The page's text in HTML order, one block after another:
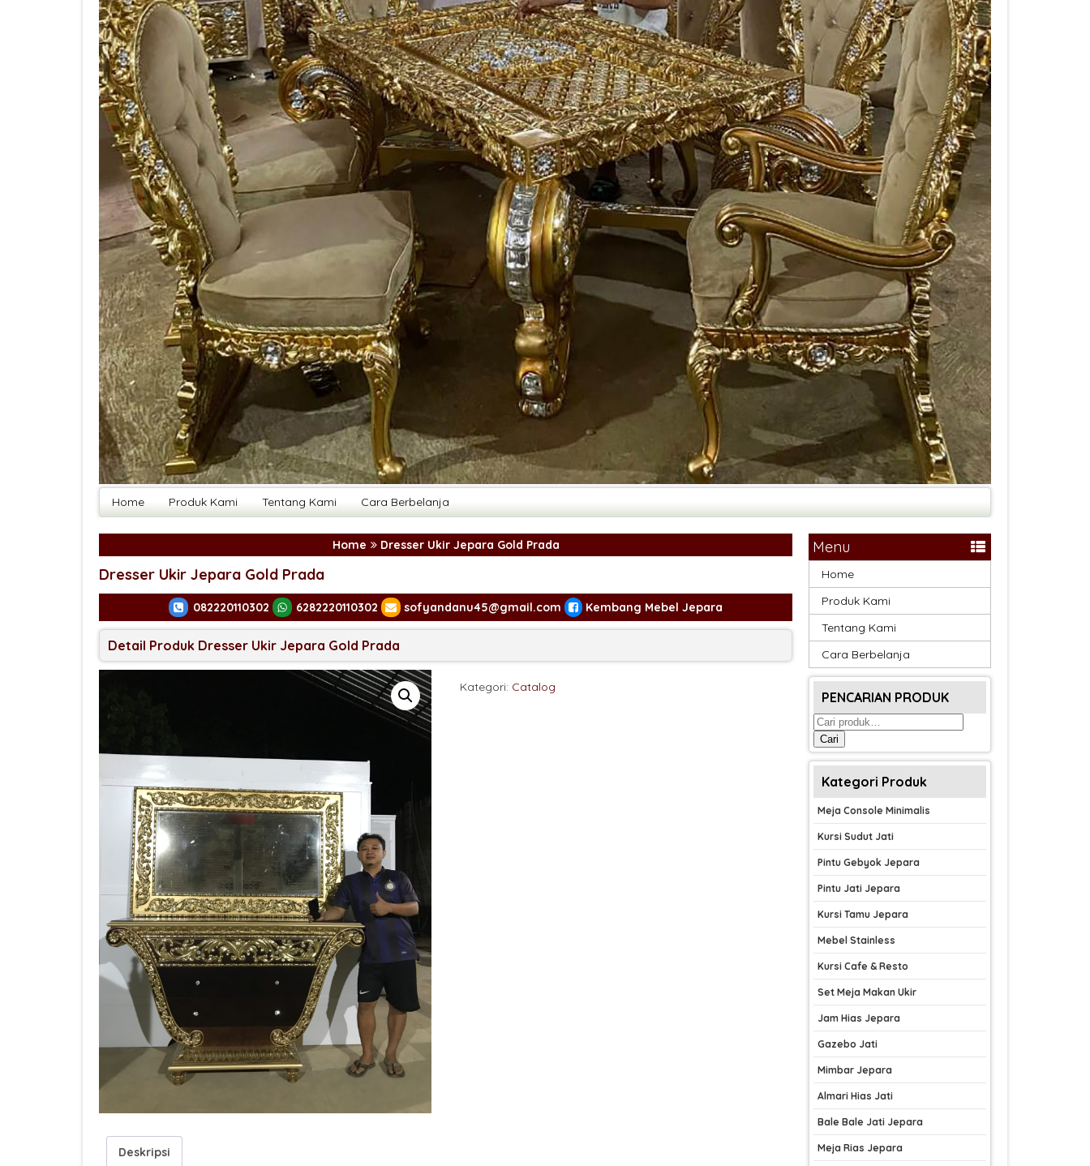
Home Produk Kami Tentang Kami Cara Berbelanja
Home Dresser Ukir Jepara Gold Prada
Dresser Ukir Jepara Gold Prada
082220110302 6282220110302 sofyandanu45@gmail.com Kembang Mebel Jepara
Detail Produk Dresser Ukir Jepara Gold Prada
Kategori: Catalog
Deskripsi
Menu
Home
Produk Kami
Tentang Kami
Cara Berbelanja
PENCARIAN PRODUK
Pencarian
untuk:
Cari
Kategori Produk
Meja Console Minimalis
Kursi Sudut Jati
Pintu Gebyok Jepara
Pintu Jati Jepara
Kursi Tamu Jepara
Mebel Stainless
Kursi Cafe & Resto
Set Meja Makan Ukir
Jam Hias Jepara
Gazebo Jati
Mimbar Jepara
Almari Hias Jati
Bale Bale Jati Jepara
Meja Rias Jepara